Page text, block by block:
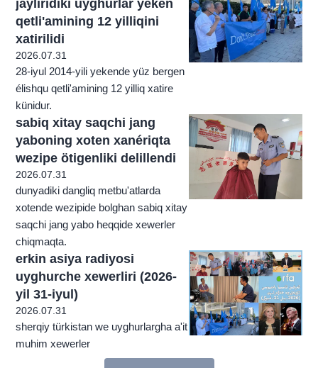
jayliridiki uyghurlar yeken
qetli'amining 12 yilliqini
xatirilidi
2026.07.31
28-iyul 2014-yili yekende yüz bergen
élishqu qetli'amining 12 yilliq xatire
künidur.
sabiq xitay saqchi jang
yaboning xoten xanériqta
wezipe ötigenliki delillendi
2026.07.31
dunyadiki dangliq metbu'atlarda
xotende wezipide bolghan sabiq xitay
saqchi jang yabo heqqide xewerler
chiqmaqta.
erkin asiya radiyosi
uyghurche xewerliri (2026-
yil 31-iyul)
2026.07.31
sherqiy türkistan we uyghurlargha a'it
muhim xewerler